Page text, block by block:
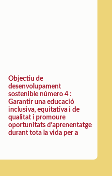
Objectiu de
desenvolupament
sostenible número 4 :
Garantir una educació
inclusiva, equitativa i de
qualitat i promoure
oportunitats d’aprenentatge
durant tota la vida per a